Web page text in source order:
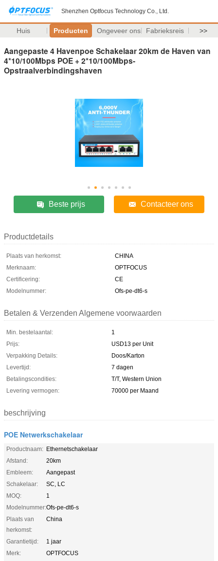
Shenzhen Optfocus Technology Co., Ltd.
Huis Producten Ongeveer ons Fabrieksreis >>
Aangepaste 4 Havenpoe Schakelaar 20km de Haven van
4*10/100Mbps POE + 2*10/100Mbps-
Opstraalverbindingshaven
Beste prijs Contacteer ons
Productdetails
Plaats van herkomst:
CHINA
Merknaam:
OPTFOCUS
Certificering:
CE
Modelnummer:
Ofs-pe-dt6-s
Betalen & Verzenden Algemene voorwaarden
Min. bestelaantal:
1
Prijs:
USD13 per Unit
Verpakking Details:
Doos/Karton
Levertijd:
7 dagen
Betalingscondities:
T/T, Western Union
Levering vermogen:
70000 per Maand
beschrijving
POE Netwerkschakelaar
Productnaam: Ethernetschakelaar
Afstand:
20km
Embleem:
Aangepast
Schakelaar:
SC, LC
MOQ:
1
Modelnummer:Ofs-pe-dt6-s
Plaats van
herkomst:
China
Garantietijd:
1 jaar
Merk:
OPTFOCUS